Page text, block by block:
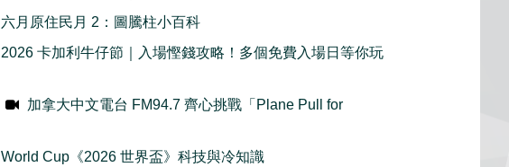
六月原住民月 2：圖騰柱小百科
2026 卡加利牛仔節｜入場慳錢攻略！多個免費入場日等你玩
加拿大中文電台 FM94.7 齊心挑戰「Plane Pull for
World Cup《2026 世界盃》科技與冷知識